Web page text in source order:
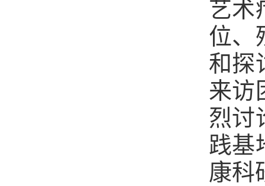
艺术
位、
和探
来访
烈讨
践基
康科